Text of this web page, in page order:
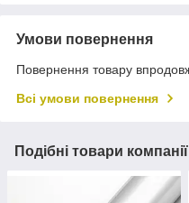
Умови повернення
Повернення товару
Всі умови повернення
Подібні товари компанії